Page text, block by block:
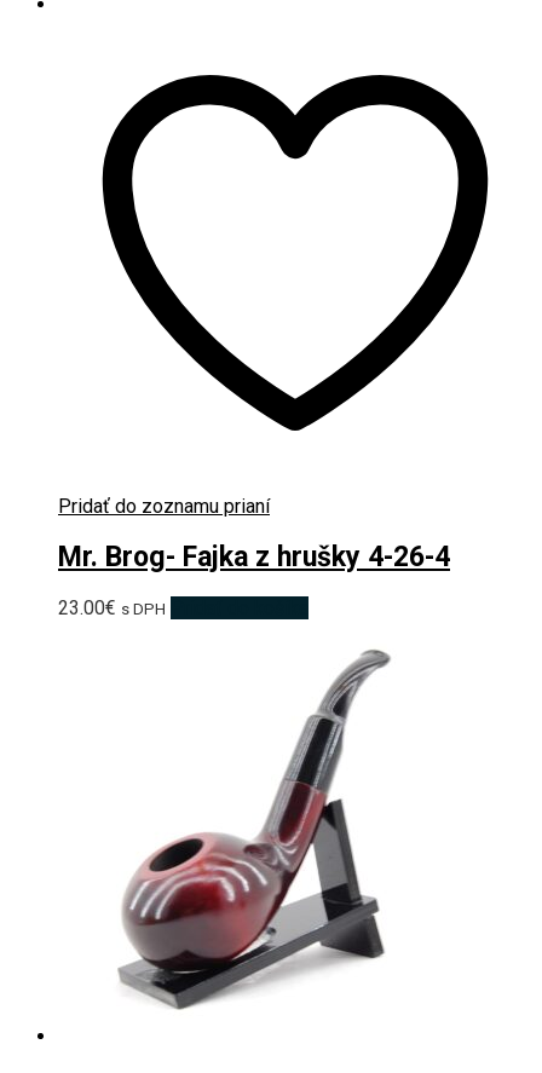
Pridať do zoznamu prianí
Mr. Brog- Fajka z hrušky 4-26-4
23.00€ s DPH